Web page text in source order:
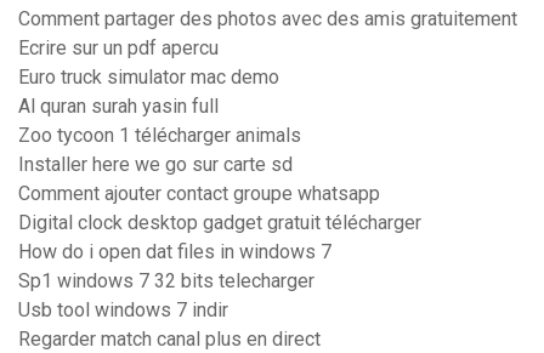
Comment partager des photos avec des amis gratuitement
Ecrire sur un pdf apercu
Euro truck simulator mac demo
Al quran surah yasin full
Zoo tycoon 1 télécharger animals
Installer here we go sur carte sd
Comment ajouter contact groupe whatsapp
Digital clock desktop gadget gratuit télécharger
How do i open dat files in windows 7
Sp1 windows 7 32 bits telecharger
Usb tool windows 7 indir
Regarder match canal plus en direct